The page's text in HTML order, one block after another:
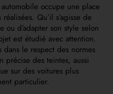
occupe une place
Qu’il s’agisse de
ou d’adapter son style selon
est étudié avec attention.
dans le respect des normes
précise des teintes, aussi
sur des voitures plus
particulier.